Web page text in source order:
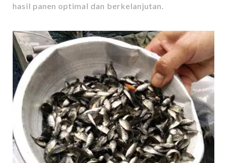
hasil panen optimal dan berkelanjutan.